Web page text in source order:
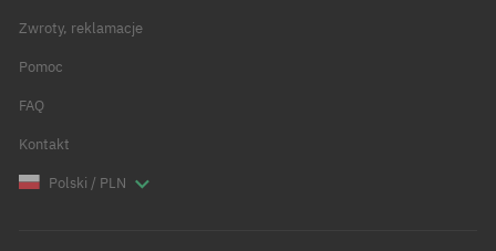
Zwroty, reklamacje
Pomoc
FAQ
Kontakt
Polski / PLN